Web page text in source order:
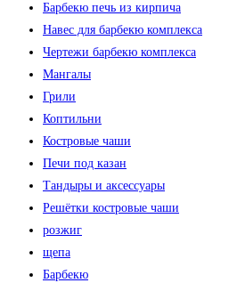
Барбекю печь из кирпича
Навес для барбекю комплекса
Чертежи барбекю комплекса
Мангалы
Грили
Коптильни
Костровые чаши
Печи под казан
Тандыры и аксессуары
Решётки костровые чаши
розжиг
щепа
Барбекю